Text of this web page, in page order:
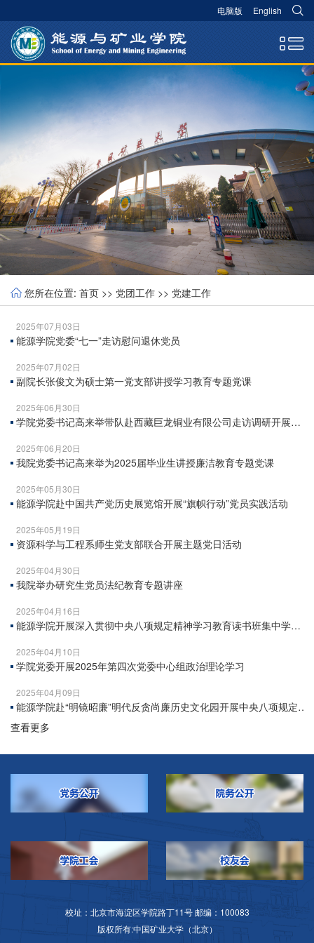
电脑版 English
您所在位置: 首页 >> 党团工作 >> 党建工作
2025年07月03日
能源学院党委“七一”走访慰问退休党员
2025年07月02日
副院长张俊文为硕士第一党支部讲授学习教育专题党课
2025年06月30日
学院党委书记高来举带队赴西藏巨龙铜业有限公司走访调研开展校
2025年06月20日
我院党委书记高来举为2025届毕业生讲授廉洁教育专题党课
2025年05月30日
能源学院赴中国共产党历史展览馆开展“旗帜行动”党员实践活动
2025年05月19日
资源科学与工程系师生党支部联合开展主题党日活动
2025年04月30日
我院举办研究生党员法纪教育专题讲座
2025年04月16日
能源学院开展深入贯彻中央八项规定精神学习教育读书班集中学习
2025年04月10日
学院党委开展2025年第四次党委中心组政治理论学习
2025年04月09日
能源学院赴“明镜昭廉”明代反贪尚廉历史文化园开展中央八项规定精
神学习教育参观实践活动
查看更多
校址：北京市海淀区学院路丁11号 邮编：100083
版权所有:中国矿业大学（北京）